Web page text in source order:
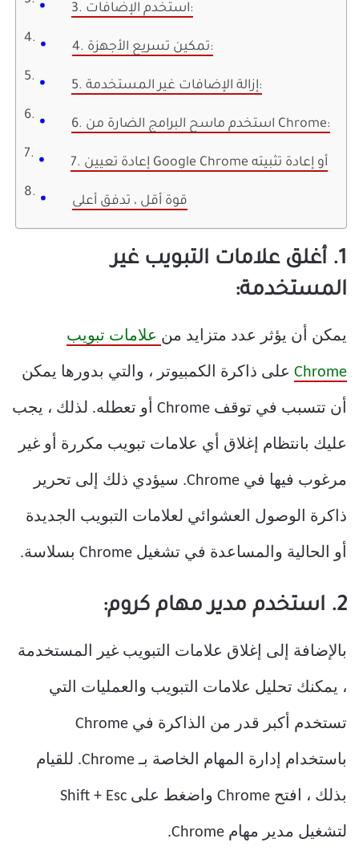
3. استخدم الإضافات:
4. تمكين تسريع الأجهزة:
5. إزالة الإضافات غير المستخدمة:
6. استخدم ماسح البرامج الضارة من Chrome:
7. إعادة تعيين Google Chrome أو إعادة تثبيته
قوة أقل ، تدفق أعلى
1. أغلق علامات التبويب غير
المستخدمة:
يمكن أن يؤثر عدد متزايد من علامات تبويب
Chrome على ذاكرة الكمبيوتر ، والتي بدورها يمكن
أن تتسبب في توقف Chrome أو تعطله. لذلك ، يجب
عليك بانتظام إغلاق أي علامات تبويب مكررة أو غير
مرغوب فيها في Chrome. سيؤدي ذلك إلى تحرير
ذاكرة الوصول العشوائي لعلامات التبويب الجديدة
أو الحالية والمساعدة في تشغيل Chrome بسلاسة.
2. استخدم مدير مهام كروم:
بالإضافة إلى إغلاق علامات التبويب غير المستخدمة
، يمكنك تحليل علامات التبويب والعمليات التي
تستخدم أكبر قدر من الذاكرة في Chrome
باستخدام إدارة المهام الخاصة بـ Chrome. للقيام
بذلك ، افتح Chrome واضغط على Shift + Esc
لتشغيل مدير مهام Chrome.